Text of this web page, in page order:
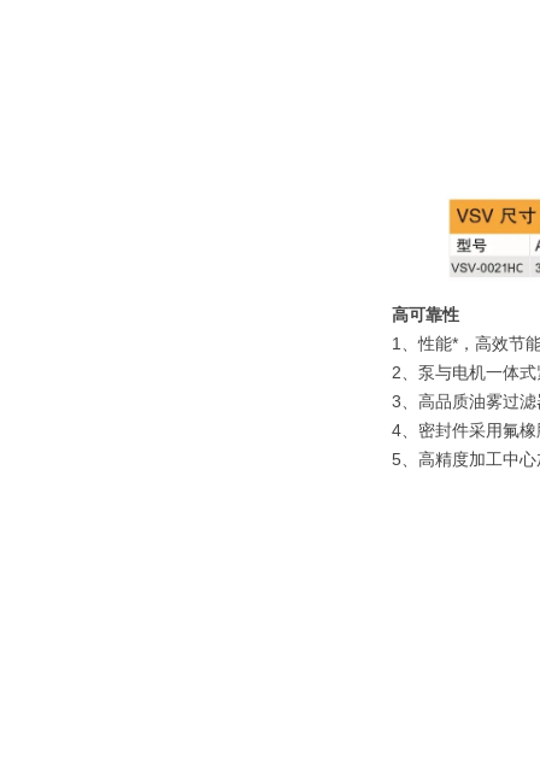
高可靠性
1、性能*，高效节
2、泵与电机一体
3、高品质油雾过
4、密封件采用氟
5、高精度加工中